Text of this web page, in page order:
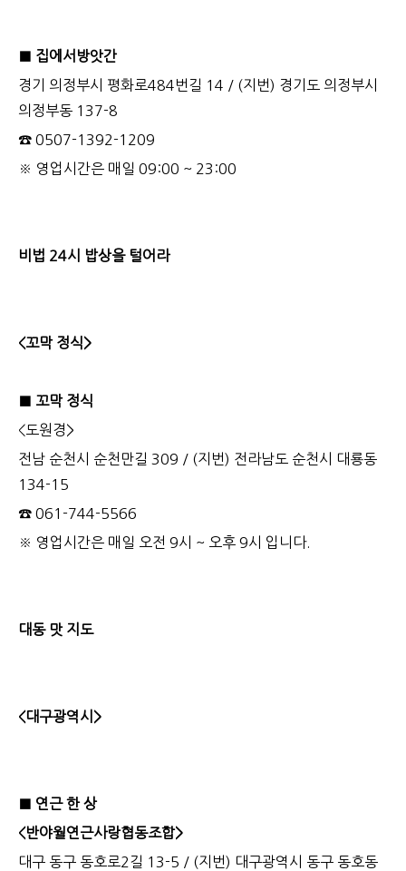
■ 집에서방앗간
경기 의정부시 평화로484번길 14 / (지번) 경기도 의정부시
의정부동 137-8
☎ 0507-1392-1209
※ 영업시간은 매일 09:00 ~ 23:00
비법 24시 밥상을 털어라
<꼬막 정식>
■ 꼬막 정식
<도원경>
전남 순천시 순천만길 309 / (지번) 전라남도 순천시 대룡동
134-15
☎ 061-744-5566
※ 영업시간은 매일 오전 9시 ~ 오후 9시 입니다.
대동 맛 지도
<대구광역시>
■ 연근 한 상
<반야월연근사랑협동조합>
대구 동구 동호로2길 13-5 / (지번) 대구광역시 동구 동호동